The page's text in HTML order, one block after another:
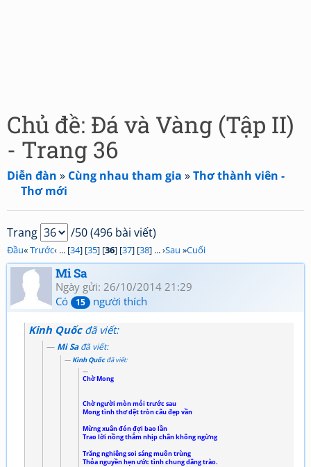
Chủ đề: Đá và Vàng (Tập II)
- Trang 36
Diễn đàn » Cùng nhau tham gia »Thơ thành viên -
Thơ mới
Trang /50 (496 bài viết)
Đầu«Trước‹ ... [34] [35] [36] [37] [38] ... ›Sau »Cuối
Mi Sa
Ngày gửi: 26/10/2014 21:29
Có
15 người thích
Kinh Quốcđã viết:
Mi Sađã viết:
Kinh Quốcđã viết:
Chờ Mong
Chờ người mòn mỏi trước sau
Mong tình thơ dệt tròn câu đẹp vần
Mừng xuân đón đợi bao lần
Trao lời nồng thắm nhịp chân không ngừng
Trăng nghiêng soi sáng muôn trùng
Thỏa nguyền hẹn ước tình chung dâng trào.